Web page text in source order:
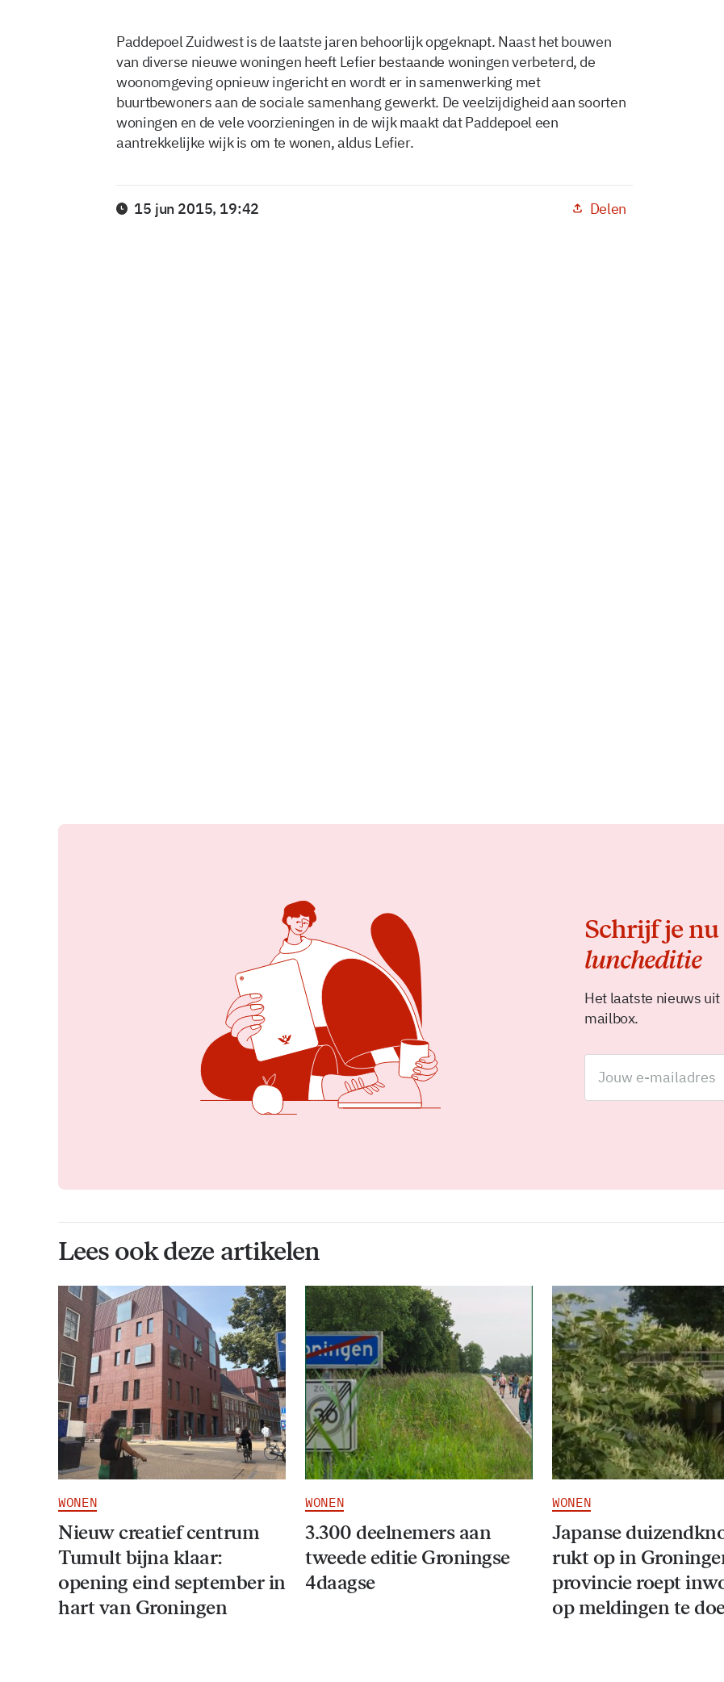
Paddepoel Zuidwest is de laatste jaren behoorlijk opgeknapt. Naast het bouwen
van diverse nieuwe woningen heeft Lefier bestaande woningen verbeterd, de
woonomgeving opnieuw ingericht en wordt er in samenwerking met
buurtbewoners aan de sociale samenhang gewerkt. De veelzijdigheid aan soorten
woningen en de vele voorzieningen in de wijk maakt dat Paddepoel een
aantrekkelijke wijk is om te wonen, aldus Lefier.
15 jun 2015, 19:42 Delen
Schrijf je
luncheditie
Het laatste nieuws
mailbox.
Lees ook deze artikelen
WONEN
Nieuw creatief centrum
Tumult bijna klaar:
opening eind september in
hart van Groningen
WONEN
3.300 deelnemers aan
tweede editie Groningse
4daagse
WONEN
Japanse
rukt op in
provincie roept
op meldingen te